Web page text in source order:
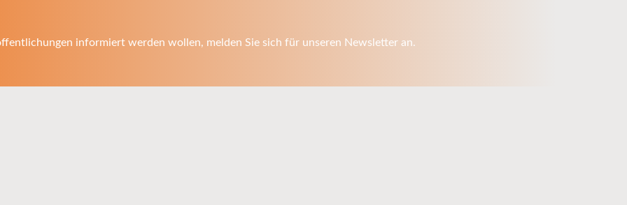
informiert werden wollen, melden Sie sich für unseren Newsletter an.